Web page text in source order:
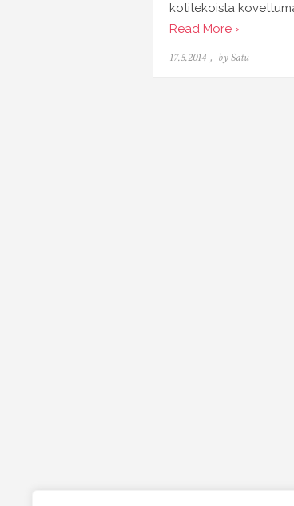
kotitekoista
Read More ›
Posted
17.5.2014 bySatu